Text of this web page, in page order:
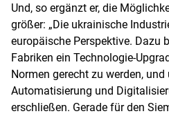
Und, so ergänzt er, die
größer: „Die ukrainische
europäische Perspektive. Dazu
Fabriken ein Technologie-
Normen gerecht zu werden,
Automatisierung und
erschließen. Gerade für den